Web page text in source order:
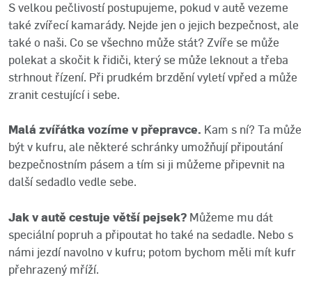
S velkou pečlivostí postupujeme, pokud v autě vezeme
také zvířecí kamarády. Nejde jen o jejich bezpečnost, ale
také o naši. Co se všechno může stát? Zvíře se může
polekat a skočit k řidiči, který se může leknout a třeba
strhnout řízení. Při prudkém brzdění vyletí vpřed a může
zranit cestující i sebe.
Malá zvířátka vozíme v přepravce. Kam s ní? Ta může
být v kufru, ale některé schránky umožňují připoutání
bezpečnostním pásem a tím si ji můžeme připevnit na
další sedadlo vedle sebe.
Jak v autě cestuje větší pejsek? Můžeme mu dát
speciální popruh a připoutat ho také na sedadle. Nebo s
námi jezdí navolno v kufru; potom bychom měli mít kufr
přehrazený mříží.